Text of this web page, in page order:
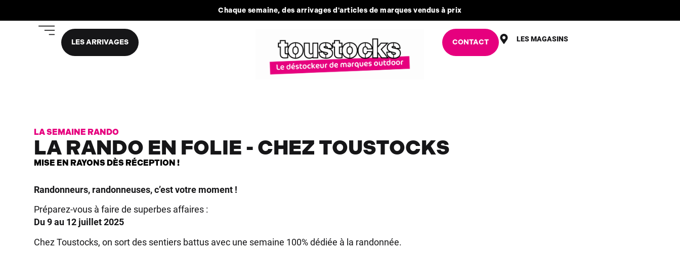
Chaque semaine, des arrivages d'articles de marques vendus à prix
LES ARRIVAGES CONTACT LES MAGASINS
LA SEMAINE RANDO
LA RANDO EN FOLIE - CHEZ TOUSTOCKS
MISE EN RAYONS DÈS RÉCEPTION !
Randonneurs, randonneuses, c’est votre moment !
Préparez-vous à faire de superbes affaires :
Du 9 au 12 juillet 2025
Chez Toustocks, on sort des sentiers battus avec une semaine 100% dédiée à la randonnée.